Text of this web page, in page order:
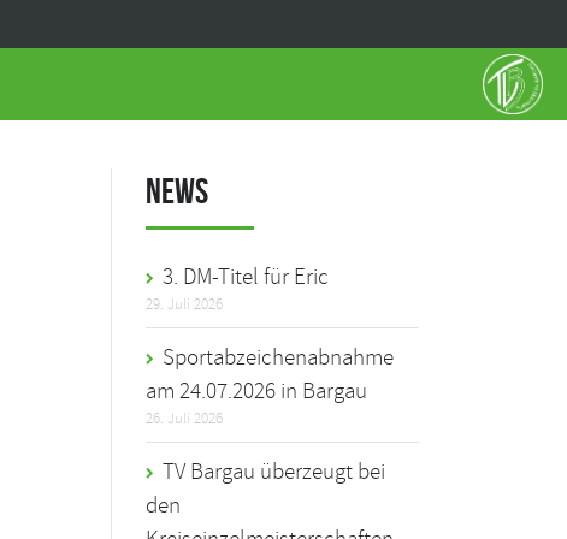
News
3. DM-Titel für Eric
29. Juli 2026
Sportabzeichenabnahme
am 24.07.2026 in Bargau
26. Juli 2026
TV Bargau überzeugt bei
den